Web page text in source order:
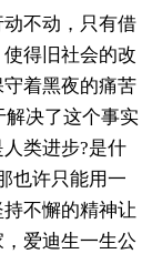
不动，只有借
得旧社会的改
着黑夜的痛苦
解决了这个事实
类进步?是什
也许只能用一
不懈的精神让
爱迪生一生公